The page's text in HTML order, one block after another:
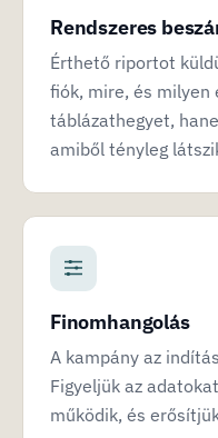
Rendszeres
Érthető riportot
fiók, mire, és milyen
táblázathegyet,
amiből tényleg
Finomhangolás
A kampány az
Figyeljük az
működik, és